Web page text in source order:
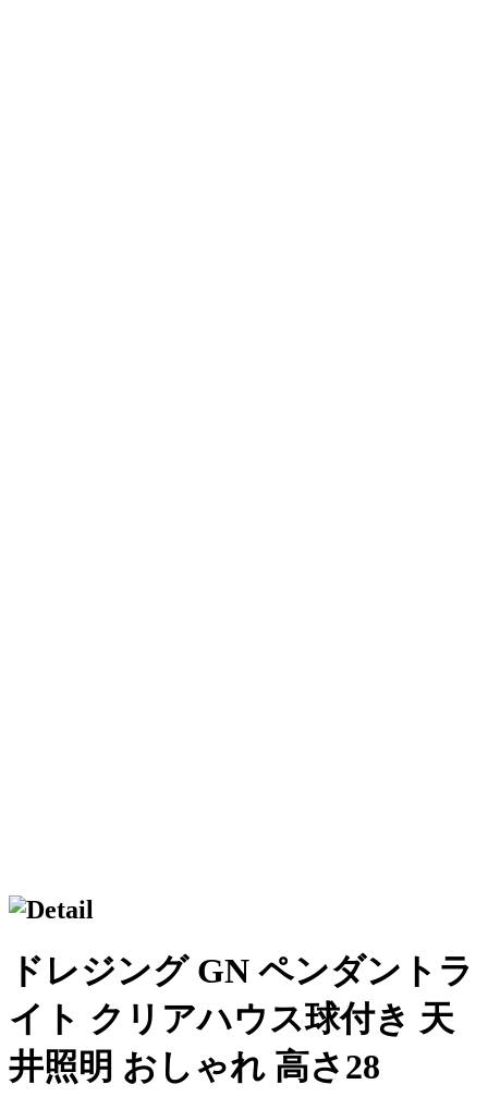
ドレジング GN ペンダントラ
イト クリアハウス球付き 天
井照明 おしゃれ 高さ28